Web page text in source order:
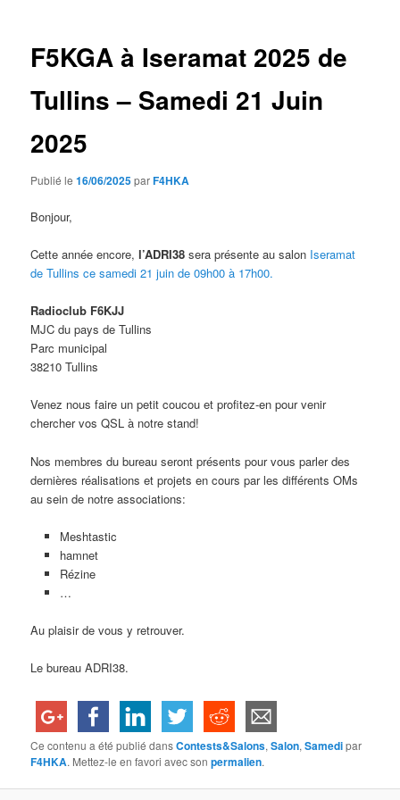
F5KGA à Iseramat 2025 de
Tullins – Samedi 21 Juin
2025
Publié le16/06/2025parF4HKA
Bonjour,
Cette année encore,l’ADRI38 sera présente au salon Iseramat
de Tullins ce samedi 21 juin de 09h00 à 17h00.
Radioclub F6KJJ
MJC du pays de Tullins
Parc municipal
38210 Tullins
Venez nous faire un petit coucou et profitez-en pour venir
chercher vos QSL à notre stand!
Nos membres du bureau seront présents pour vous parler des
dernières réalisations et projets en cours par les différents OMs
au sein de notre associations:
Meshtastic
hamnet
Rézine
…
Au plaisir de vous y retrouver.
Le bureau ADRI38.
Ce contenu a été publié dansContests&Salons,Salon,Samedipar
F4HKA. Mettez-le en favori avec sonpermalien.